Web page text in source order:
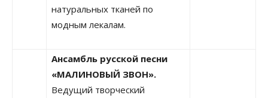
натуральных тканей по
модным лекалам.
Ансамбль русской песни
«МАЛИНОВЫЙ ЗВОН».
Ведущий творческий